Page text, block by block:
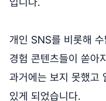
개인 SNS를 비롯해
경험 콘텐츠들이 쏟아
과거에는 보지 못했고
있게 되었습니다.